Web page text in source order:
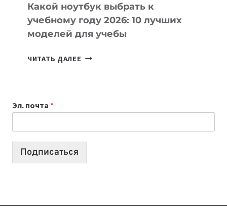
Какой ноутбук выбрать к
учебному году 2026: 10 лучших
моделей для учебы
ЧИТАТЬ ДАЛЕЕ КАКОЙ
2026:
10
Эл. почта *
Подписаться